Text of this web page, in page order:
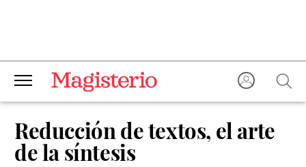
Reducción de textos, el arte
de la síntesis